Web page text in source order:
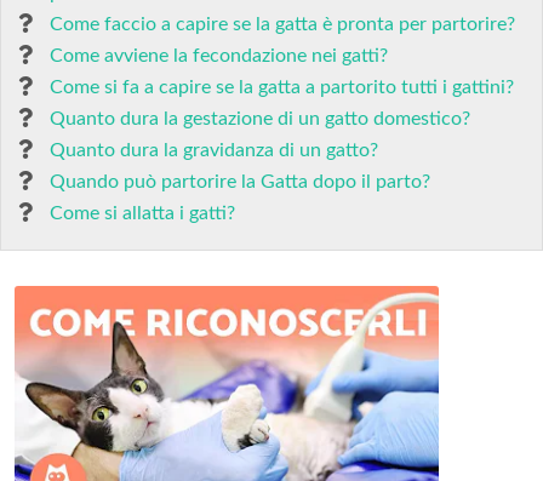
Come faccio a capire se la gatta è pronta per partorire?
Come avviene la fecondazione nei gatti?
Come si fa a capire se la gatta a partorito tutti i gattini?
Quanto dura la gestazione di un gatto domestico?
Quanto dura la gravidanza di un gatto?
Quando può partorire la Gatta dopo il parto?
Come si allatta i gatti?